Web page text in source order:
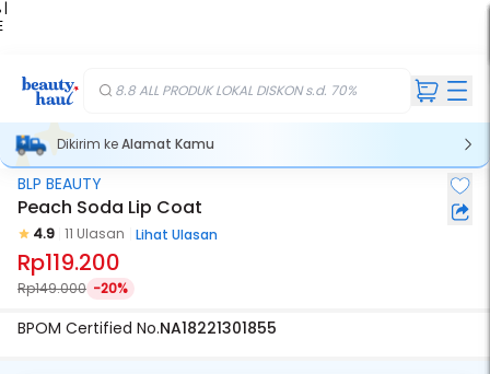
|
8.8 ALL PRODUK LOKAL DISKON s.d. 70%
Dikirim keAlamat Kamu
BLP BEAUTY
Peach Soda Lip Coat
4.9 11 Ulasan Lihat Ulasan
Rp119.200
Rp149.000 -20%
BPOM Certified No.NA18221301855